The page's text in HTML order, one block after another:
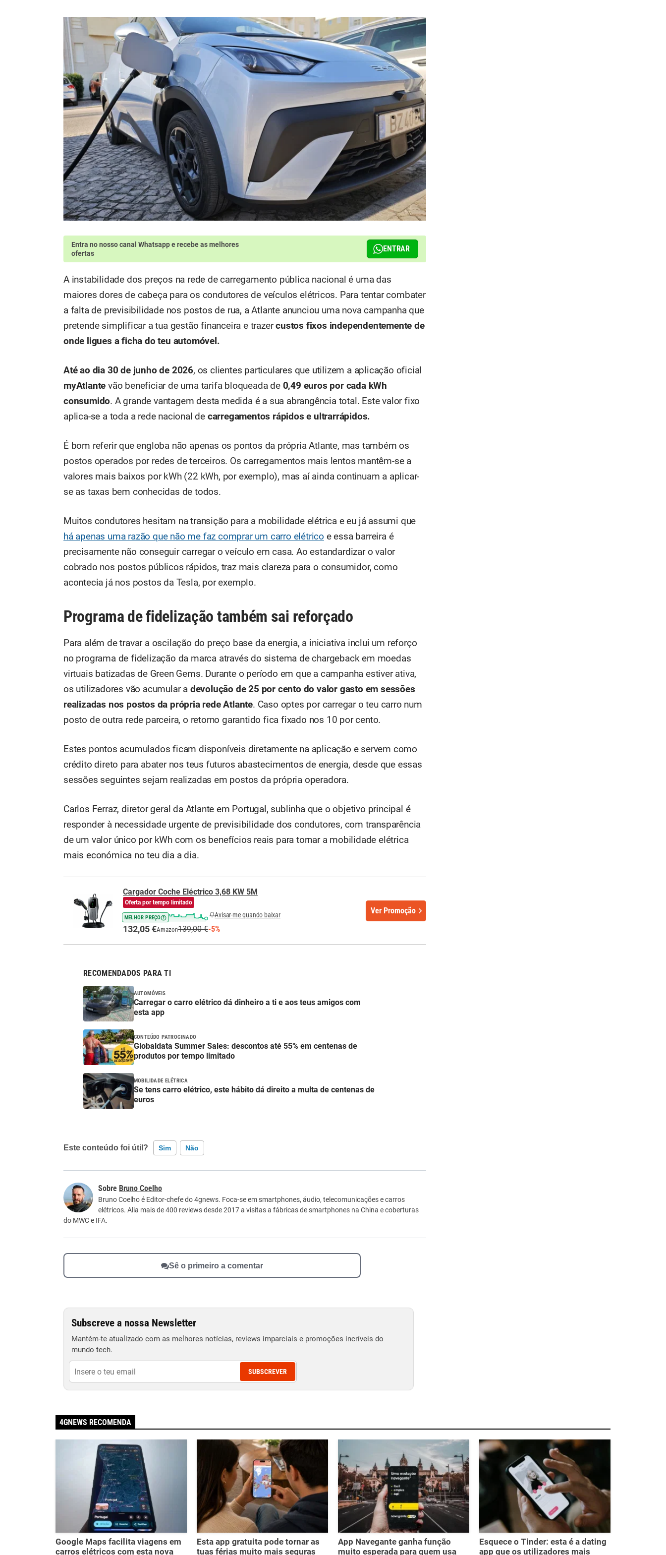
Entra no nosso canal Whatsappe recebe as melhores
ofertas
ENTRAR
A instabilidade dos preços na rede de carregamento pública nacional é uma das
maiores dores de cabeça para os condutores de veículos elétricos. Para tentar combater
a falta de previsibilidade nos postos de rua, a Atlante anunciou uma nova campanha que
pretende simplificar a tua gestão financeira e trazercustos fixos independentemente de
onde ligues a ficha do teu automóvel.
Até ao dia 30 de junho de 2026, os clientes particulares que utilizem a aplicação oficial
myAtlante vão beneficiar de uma tarifa bloqueada de 0,49 euros por cada kWh
consumido. A grande vantagem desta medida é a sua abrangência total. Este valor fixo
aplica-se a toda a rede nacional de carregamentos rápidos e ultrarrápidos.
É bom referir que engloba não apenas os pontos da própria Atlante, mas também os
postos operados por redes de terceiros. Os carregamentos mais lentos mantêm-se a
valores mais baixos por kWh (22 kWh, por exemplo), mas aí ainda continuam a aplicar-
se as taxas bem conhecidas de todos.
Muitos condutores hesitam na transição para a mobilidade elétrica e eu já assumi que
há apenas uma razão que não me faz comprar um carro elétrico e essa barreira é
precisamente não conseguir carregar o veículo em casa. Ao estandardizar o valor
cobrado nos postos públicos rápidos, traz mais clareza para o consumidor, como
acontecia já nos postos da Tesla, por exemplo.
Programa de fidelização também sai reforçado
Para além de travar a oscilação do preço base da energia, a iniciativa inclui um reforço
no programa de fidelização da marca através do sistema de chargeback em moedas
virtuais batizadas de Green Gems. Durante o período em que a campanha estiver ativa,
os utilizadores vão acumular a devolução de 25 por cento do valor gasto em sessões
realizadas nos postos da própria rede Atlante. Caso optes por carregar o teu carro num
posto de outra rede parceira, o retorno garantido fica fixado nos 10 por cento.
Estes pontos acumulados ficam disponíveis diretamente na aplicação e servem como
crédito direto para abater nos teus futuros abastecimentos de energia, desde que essas
sessões seguintes sejam realizadas em postos da própria operadora.
Carlos Ferraz, diretor geral da Atlante em Portugal, sublinha que o objetivo principal é
responder à necessidade urgente de previsibilidade dos condutores, com transparência
de um valor único por kWh com os benefícios reais para tornar a mobilidade elétrica
mais económica no teu dia a dia.
Cargador Coche Eléctrico 3,68 KW 5M
Oferta por tempo limitado
MELHOR PREÇO Avisar-me quando baixar
132,05 €Amazon139,00 €-5%
Ver Promoção
RECOMENDADOS PARA TI
AUTOMÓVEIS
Carregar o carro elétrico dá dinheiro a ti e aos teus amigos com
esta app
CONTEÚDO PATROCINADO
Globaldata Summer Sales: descontos até 55% em centenas de
produtos por tempo limitado
MOBILIDADE ELÉTRICA
Se tens carro elétrico, este hábito dá direito a multa de centenas de
euros
Este conteúdo foi útil? Sim Não
Este conteúdo não tem a informação que procuro
Outro
Bruno Coelho
Bruno Coelho é Editor-chefe do 4gnews. Foca-se em smartphones, áudio, telecomunicações e carros
elétricos. Alia mais de 400 reviews desde 2017 a visitas a fábricas de smartphones na China e coberturas
do MWC e IFA.
Sê o primeiro a comentar
Subscreve a nossa Newsletter
Mantém-te atualizado com as melhores notícias, reviews imparciais e promoções incríveis do
mundo tech.
SUBSCREVER
4GNEWS RECOMENDA
Google Maps facilita viagens em
carros elétricos com esta nova
Esta app gratuita pode tornar as
tuas férias muito mais seguras
App Navegante ganha função
muito esperada para quem usa
Esquece o Tinder: esta é a dating
app que os utilizadores mais